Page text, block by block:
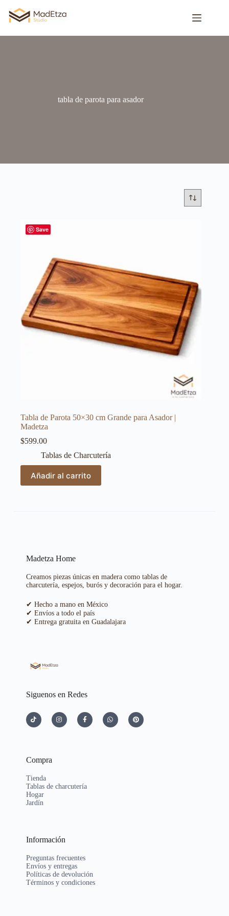
tabla de parota para asador
Save
Tabla de Parota 50×30 cm Grande para Asador |
Madetza
$599.00
Tablas de Charcutería
Añadir al carrito
Madetza Home
Creamos piezas únicas en madera como tablas de
charcutería, espejos, burós y decoración para el hogar.
✔ Hecho a mano en México
✔ Envíos a todo el país
✔ Entrega gratuita en Guadalajara
Siguenos en Redes
Compra
Tienda
Tablas de charcutería
Hogar
Jardín
Información
Preguntas frecuentes
Envíos y entregas
Políticas de devolución
Términos y condiciones